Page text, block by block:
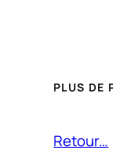
PLUS DE
Retour…